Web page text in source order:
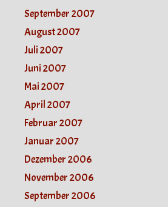
September 2007
August 2007
Juli 2007
Juni 2007
Mai 2007
April 2007
Februar 2007
Januar 2007
Dezember 2006
November 2006
September 2006